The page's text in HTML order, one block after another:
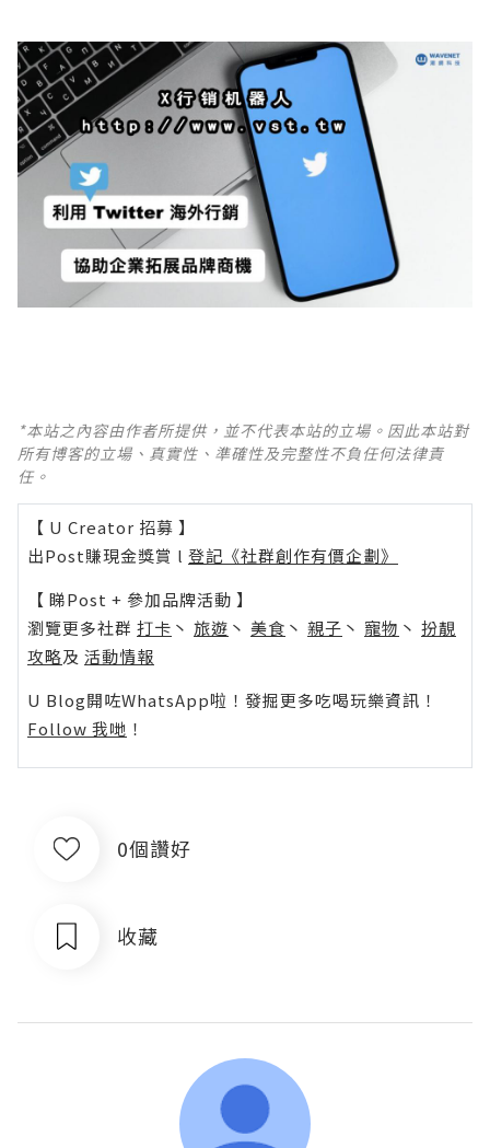
*本站之內容由作者所提供，並不代表本站的立場。因此本站對
所有博客的立場、真實性、準確性及完整性不負任何法律責
任。
【 U Creator 招募 】
出Post賺現金獎賞 l 登記《社群創作有價企劃》
【 睇Post + 參加品牌活動 】
瀏覽更多社群 打卡 丶 旅遊 丶 美食 丶 親子 丶 寵物 丶 扮靚
攻略及 活動情報
U Blog開咗WhatsApp啦！發掘更多吃喝玩樂資訊！
Follow 我哋 ！
0個讚好
收藏